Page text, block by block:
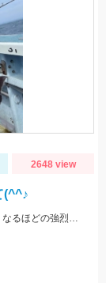
2648 view
(^^♪
エサは40㎝ぐらいあるアジ、でっかいサバ！！腰が痛くなるほどの強烈な引き、ロマンです。